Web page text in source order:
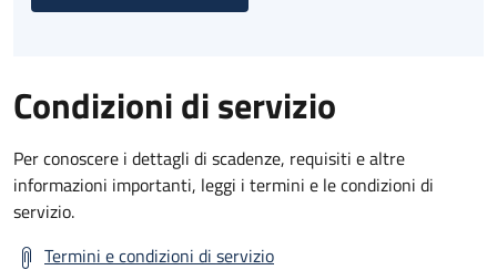
Condizioni di servizio
Per conoscere i dettagli di scadenze, requisiti e altre
informazioni importanti, leggi i termini e le condizioni di
servizio.
Termini e condizioni di servizio